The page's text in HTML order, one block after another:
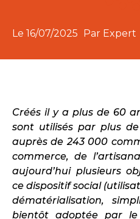
Le 16/07/2025 Par Expert
Créés il y a plus de 60
sont utilisés par plus
auprès de 243 000
commerce, de
aujourd’hui plusieurs
ce dispositif social
dématérialisation,
bientôt adoptée par